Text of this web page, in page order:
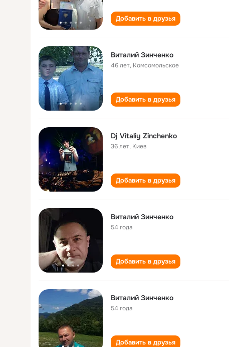
Добавить в друзья
Виталий Зинченко
46 лет, Комсомольское
Добавить в друзья
Dj Vitaliy Zinchenko
36 лет, Киев
Добавить в друзья
Виталий Зинченко
54 года
Добавить в друзья
Виталий Зинченко
54 года
Добавить в друзья